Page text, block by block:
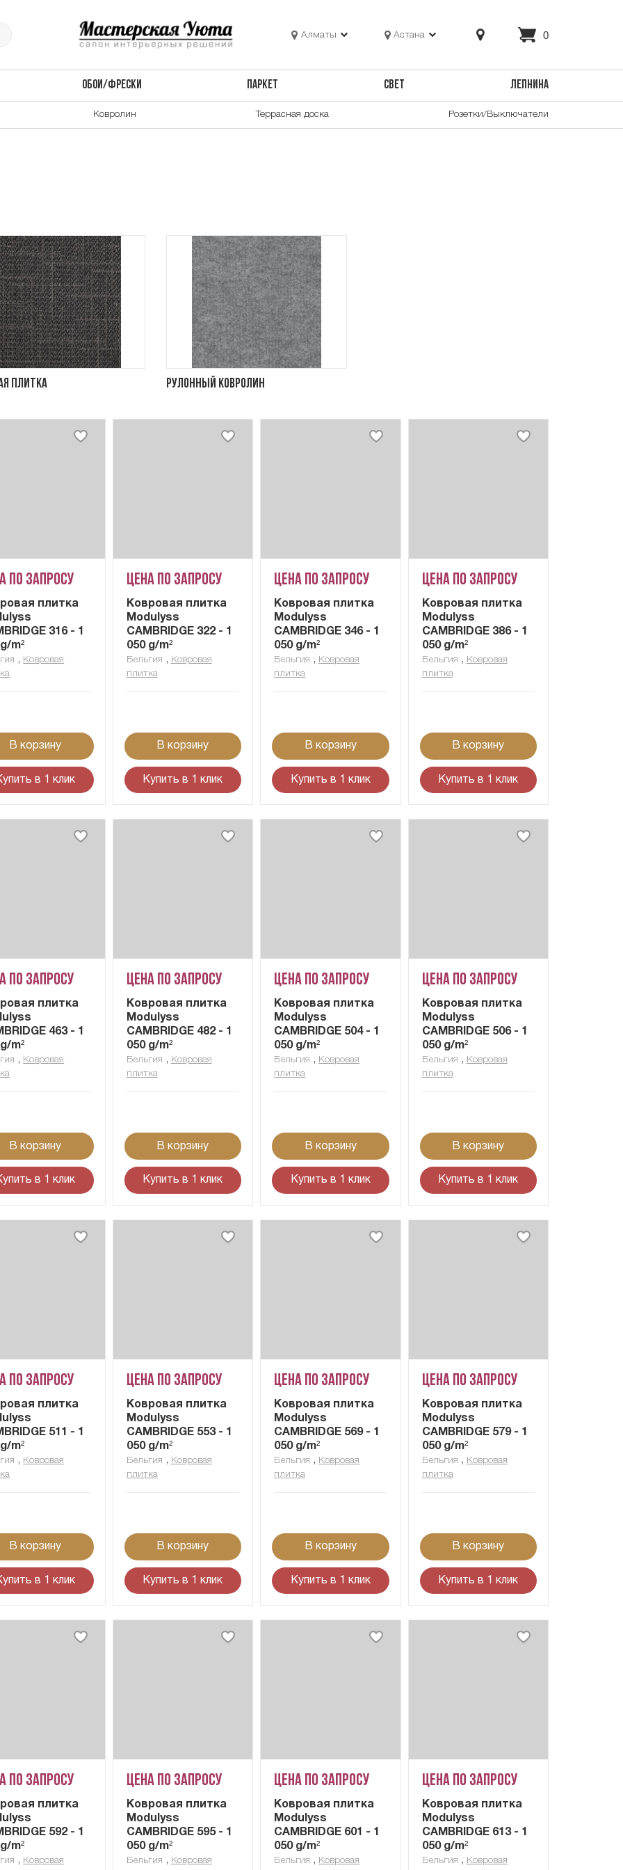
Алматы Астана 0
ОБОИ/ФРЕСКИ ПАРКЕТ СВЕТ ЛЕПНИНА
Ковролин Террасная доска Розетки/Выключатели
плитка Рулонный ковролин
по запросу
плитка
316 - 1
m²
, Ковровая
В корзину
в 1 клик
Цена по запросу
Ковровая плитка
Modulyss
CAMBRIDGE 322 - 1
050 g/m²
Бельгия , Ковровая
плитка
В корзину
Купить в 1 клик
Цена по запросу
Ковровая плитка
Modulyss
CAMBRIDGE 346 - 1
050 g/m²
Бельгия , Ковровая
плитка
В корзину
Купить в 1 клик
Цена по запросу
Ковровая плитка
Modulyss
CAMBRIDGE 386 - 1
050 g/m²
Бельгия , Ковровая
плитка
В корзину
Купить в 1 клик
по запросу
плитка
463 - 1
m²
, Ковровая
В корзину
в 1 клик
Цена по запросу
Ковровая плитка
Modulyss
CAMBRIDGE 482 - 1
050 g/m²
Бельгия , Ковровая
плитка
В корзину
Купить в 1 клик
Цена по запросу
Ковровая плитка
Modulyss
CAMBRIDGE 504 - 1
050 g/m²
Бельгия , Ковровая
плитка
В корзину
Купить в 1 клик
Цена по запросу
Ковровая плитка
Modulyss
CAMBRIDGE 506 - 1
050 g/m²
Бельгия , Ковровая
плитка
В корзину
Купить в 1 клик
по запросу
плитка
511 - 1
m²
, Ковровая
В корзину
в 1 клик
Цена по запросу
Ковровая плитка
Modulyss
CAMBRIDGE 553 - 1
050 g/m²
Бельгия , Ковровая
плитка
В корзину
Купить в 1 клик
Цена по запросу
Ковровая плитка
Modulyss
CAMBRIDGE 569 - 1
050 g/m²
Бельгия , Ковровая
плитка
В корзину
Купить в 1 клик
Цена по запросу
Ковровая плитка
Modulyss
CAMBRIDGE 579 - 1
050 g/m²
Бельгия , Ковровая
плитка
В корзину
Купить в 1 клик
по запросу
плитка
592 - 1
m²
, Ковровая
Цена по запросу
Ковровая плитка
Modulyss
CAMBRIDGE 595 - 1
050 g/m²
Бельгия , Ковровая
Цена по запросу
Ковровая плитка
Modulyss
CAMBRIDGE 601 - 1
050 g/m²
Бельгия , Ковровая
Цена по запросу
Ковровая плитка
Modulyss
CAMBRIDGE 613 - 1
050 g/m²
Бельгия , Ковровая